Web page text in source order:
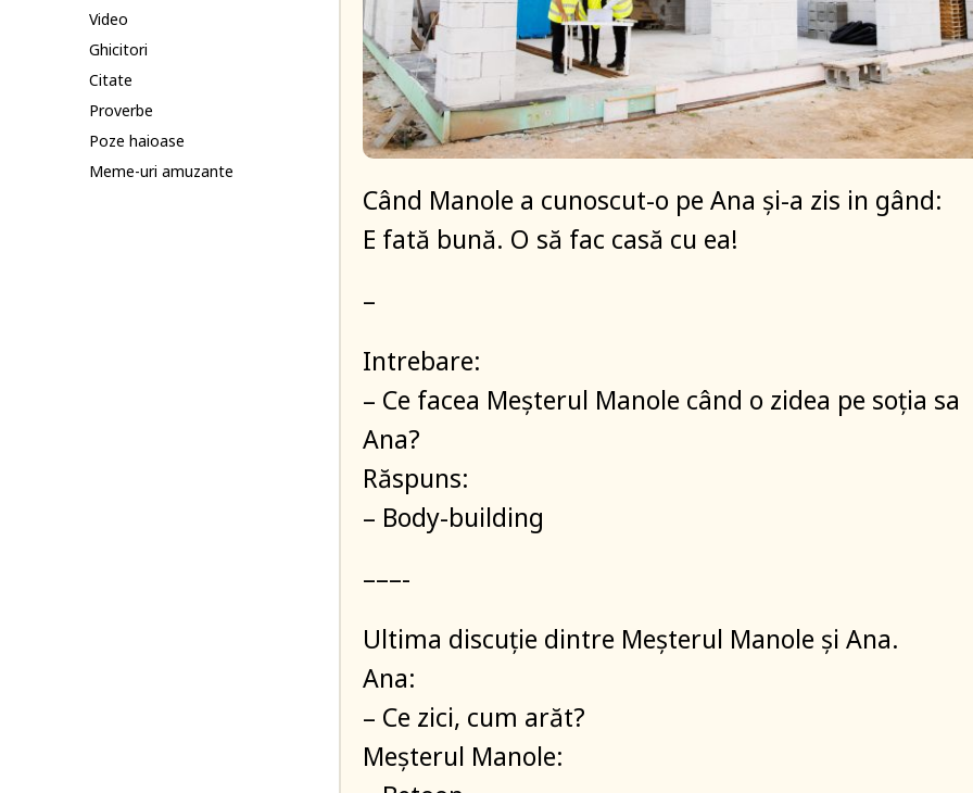
Video
Ghicitori
Citate
Proverbe
Poze haioase
Meme-uri amuzante
Când Manole a cunoscut-o pe Ana și-a zis in gând:
E fată bună. O să fac casă cu ea!
–
Intrebare:
– Ce facea Meșterul Manole când o zidea pe soția sa
Ana?
Răspuns:
– Body-building
–––-
Ultima discuție dintre Meșterul Manole și Ana.
Ana:
– Ce zici, cum arăt?
Meșterul Manole: